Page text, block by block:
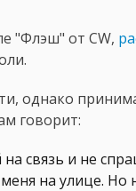
"Флэш" от CW,
однако
говорит:
связь и не
на улице. Но